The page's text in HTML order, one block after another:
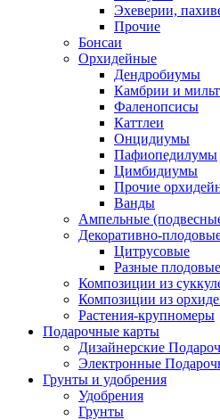
Эхеверии,
Прочие
Бонсаи
Орхидейные
Дендробиумы
Камбрии и
Фаленопсисы
Каттлеи
Онцидиумы
Пафиопедилумы
Цимбидиумы
Прочие
Ванды
Ампельные
Декоративно-
Цитрусовые
Разные плодовые
Композиции из
Композиции из
Растения-крупномеры
Подарочные карты
Дизайнерские
Электронные
Грунты и удобрения
Удобрения
Грунты